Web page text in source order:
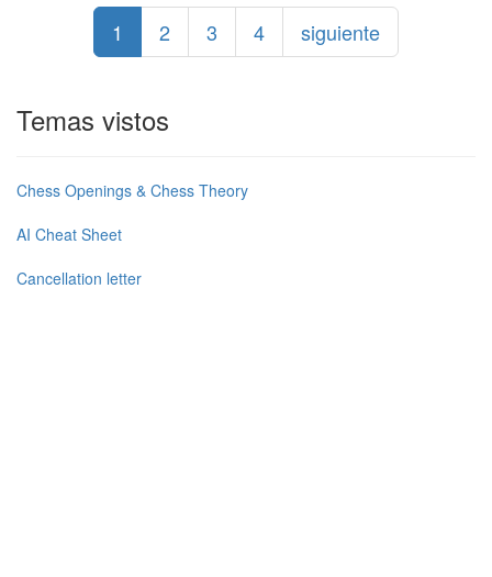
1 2 3 4 siguiente
Temas vistos
Chess Openings & Chess Theory
AI Cheat Sheet
Cancellation letter